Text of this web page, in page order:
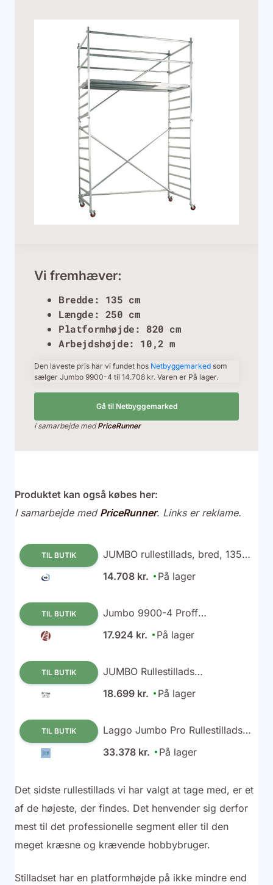
Vi fremhæver:
Bredde: 135 cm
Længde: 250 cm
Platformhøjde: 820 cm
Arbejdshøjde: 10,2 m
Den laveste pris har vi fundet hos Netbyggemarked som
sælger Jumbo 9900-4 til 14.708 kr. Varen er På lager.
Gå til Netbyggemarked
i samarbejde medPriceRunner
Produktet kan også købes her:
I samarbejde med PriceRunner. Links er reklame.
JUMBO rullestillads, bred, 135 x
250 cm, arbejdshøjde 6,2 m,
På lager
14.708 kr.
TIL BUTIK
Jumbo 9900-4 Proff
Rullestillads 4,2 m (135x250
På lager
17.924 kr.
TIL BUTIK
JUMBO Rullestillads
250x135cm. 4.2/6.2m.
På lager
18.699 kr.
TIL BUTIK
Laggo Jumbo Pro Rullestillads
bred 4,2 m
På lager
33.378 kr.
TIL BUTIK
Det sidste rullestillads vi har valgt at tage med, er et
af de højeste, der findes. Det henvender sig derfor
mest til det professionelle segment eller til den
meget kræsne og krævende hobbybruger.
Stilladset har en platformhøjde på ikke mindre end